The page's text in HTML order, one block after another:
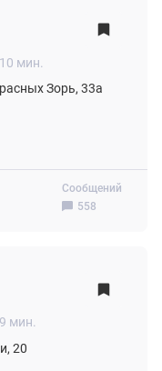
Сообщений
558
10 мин.
Зорь, 33а
9 мин.
20